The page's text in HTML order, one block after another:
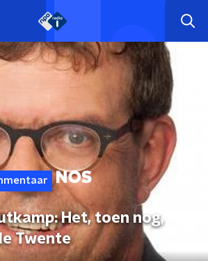
Het, toen nog,
Twente